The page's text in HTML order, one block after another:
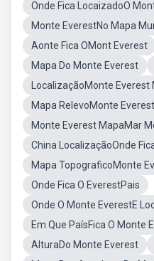
Onde Fica LocaizadoO
Monte EverestNo Mapa
Aonte Fica OMont Everest
Mapa Do Monte Everest
LocalizaçãoMonte Everest
Mapa RelevoMonte Everest
Monte Everest MapaMar
China LocalizaçãoOnde
Mapa TopograficoMonte
Onde Fica O EverestPais
Onde O Monte EverestE
Em Que PaísFica O Monte
AlturaDo Monte Everest